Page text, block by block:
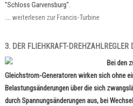
"Schloss Garvensburg".
.... weiterlesen zur Francis-Turbine
3. DER FLIEHKRAFT-DREHZAHLREGLER
Bei den
Gleichstrom-Generatoren wirken sich ohne
Belastungsänderungen über die sich
durch Spannungsänderungen aus, bei